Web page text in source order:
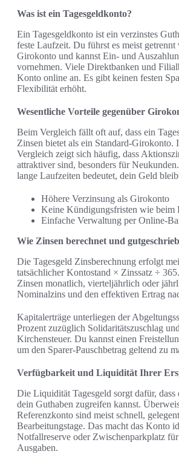
Was ist ein Tagesgeldkonto?
Ein Tagesgeldkonto ist ein verzinstes
feste Laufzeit. Du führst es meist getrennt
Girokonto und kannst Ein- und
vornehmen. Viele Direktbanken und
Konto online an. Es gibt keinen festen
Flexibilität erhöht.
Wesentliche Vorteile gegenüber
Beim Vergleich fällt oft auf, dass ein
Zinsen bietet als ein Standard-Girokonto.
Vergleich zeigt sich häufig, dass
attraktiver sind, besonders für
lange Laufzeiten bedeutet, dein Geld
Höhere Verzinsung als Girokonto
Keine Kündigungsfristen wie beim
Einfache Verwaltung per Online-
Wie Zinsen berechnet und
Die Tagesgeld Zinsberechnung erfolgt
tatsächlicher Kontostand × Zinssatz ÷
Zinsen monatlich, vierteljährlich oder
Nominalzins und den effektiven Ertrag
Kapitalerträge unterliegen der
Prozent zuzüglich Solidaritätszuschlag
Kirchensteuer. Du kannst einen
um den Sparer-Pauschbetrag geltend zu
Verfügbarkeit und Liquidität Ihrer
Die Liquidität Tagesgeld sorgt dafür, dass
dein Guthaben zugreifen kannst.
Referenzkonto sind meist schnell,
Bearbeitungstage. Das macht das Konto
Notfallreserve oder Zwischenparkplatz
Ausgaben.